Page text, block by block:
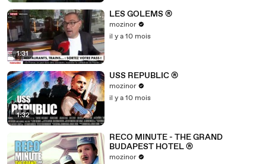
1:31
LES GOLEMS ®
mozinor
il y a 10 mois
1:32
USS REPUBLIC ®
mozinor
il y a 10 mois
RECO MINUTE - THE GRAND
BUDAPEST HOTEL ®
mozinor